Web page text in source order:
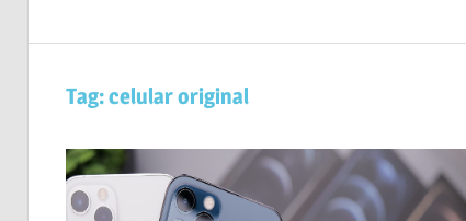
Tag:celular original